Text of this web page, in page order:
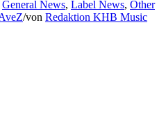
General News, Label News, Other
/von Redaktion KHB Music